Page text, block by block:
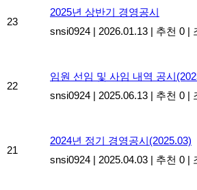
23
2025년 상반기 경영공시
snsi0924 | 2026.01.13 | 추천 0 |
22
임원 선임 및 사임 내역 공시
snsi0924 | 2025.06.13 | 추천 0 |
21
2024년 정기 경영공시(2025.03)
snsi0924 | 2025.04.03 | 추천 0 |